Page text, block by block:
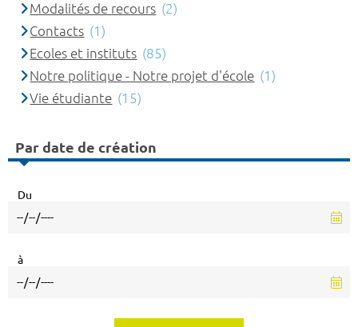
Modalités de recours (2)
Contacts (1)
Ecoles et instituts (85)
Notre politique - Notre projet d'école (1)
Vie étudiante (15)
Par date de création
Du
à